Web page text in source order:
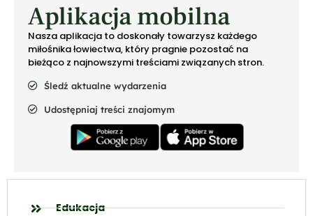
Aplikacja mobilna
Nasza aplikacja to doskonały towarzysz każdego
miłośnika łowiectwa, który pragnie pozostać na
bieżąco z najnowszymi treściami związanych stron.
Śledź aktualne wydarzenia
Udostępniaj treści znajomym
Edukacja